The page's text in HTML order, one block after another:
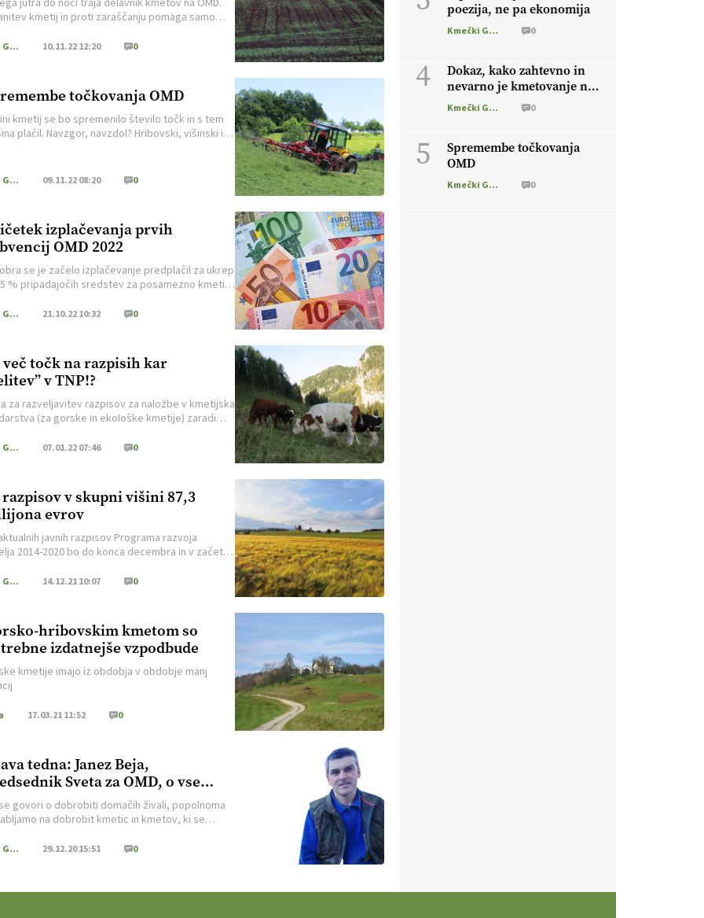
jutra do noči traja delavnik kmetov na OMD.
kmetij in proti zaraščanju pomaga samo
Kmečki Glas 10.11.22 12:20 0
točkovanja OMD
kmetij se bo spremenilo število točk in s tem
plačil. Navzgor, navzdol? Hribovski, višinski in
Kmečki Glas 09.11.22 08:20 0
izplačevanja prvih
OMD 2022
se je začelo izplačevanje predplačil za ukrep
% pripadajočih sredstev za posamezno kmetijo
Kmečki Glas 21.10.22 10:32 0
več točk na razpisih kar
v TNP!?
za razveljavitev razpisov za naložbe v kmetijska
(za gorske in ekološke kmetije) zaradi
več let.
Kmečki Glas 07.01.22 07:46 0
razpisov v skupni višini 87,3
evrov
javnih razpisov Programa razvoja
2014-2020 bo do konca decembra in v začetku
Kmečki Glas 14.12.21 10:07 0
hribovskim kmetom so
izdatnejše vzpodbude
kmetije imajo iz obdobja v obdobje manj
17.03.21 11:52 0
tedna: Janez Beja,
Sveta za OMD, o vse
pogojih za delo na
govori o dobrobiti domačih živali, popolnoma
na dobrobit kmetic in kmetov, ki se
ekonomskem stanju hribovskih kmetij.
Kmečki Glas 29.12.20 15:51 0
poezija, ne pa ekonomija
Kmečki Glas 0
4
Dokaz, kako zahtevno in
nevarno je kmetovanje na
OMD
Kmečki Glas 0
5
Spremembe točkovanja
OMD
Kmečki Glas 0